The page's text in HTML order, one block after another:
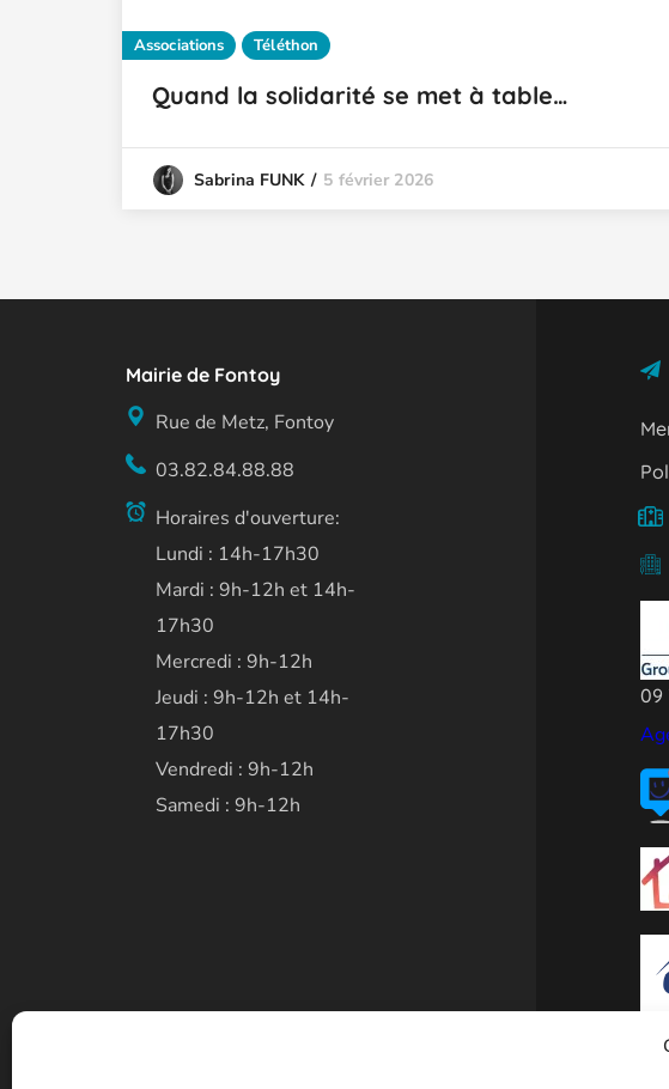
Associations Téléthon
Quand la solidarité se met à table…
Sabrina FUNK 5 février 2026
Mairie de Fontoy
Rue de Metz, Fontoy
03.82.84.88.88
Horaires d'ouverture:
Lundi : 14h-17h30
Mardi : 9h-12h et 14h-
17h30
Mercredi : 9h-12h
Jeudi : 9h-12h et 14h-
17h30
Vendredi : 9h-12h
Samedi : 9h-12h
09